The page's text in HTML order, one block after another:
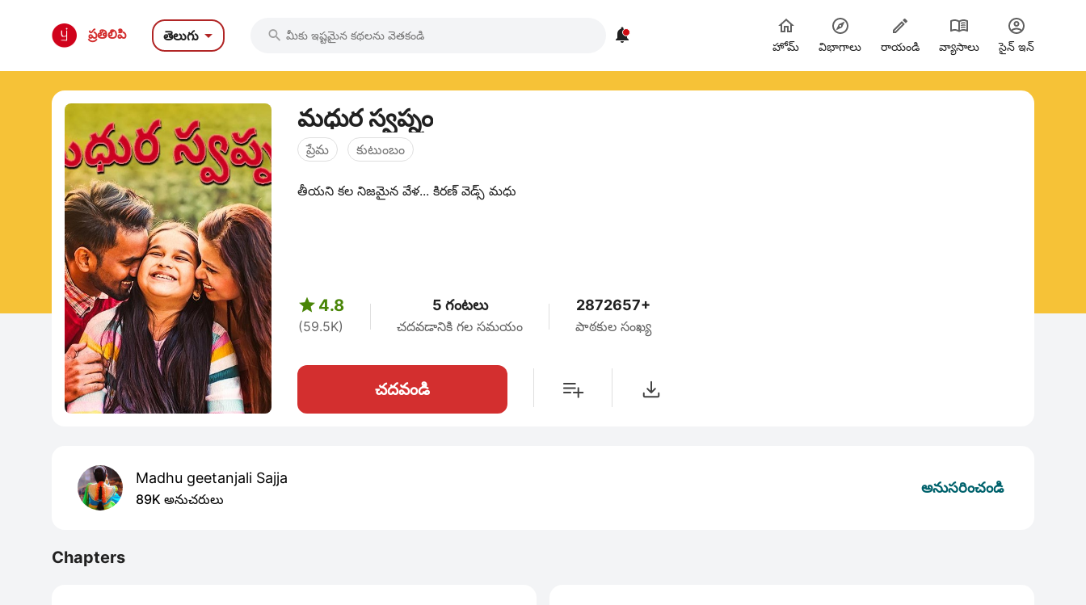
ప్రతిలిపి తెలుగు   
హోమ్ విభాగాలు రాయండి వ్యాసాలు సైన్ ఇన్
మధుర స్వప్నం
ప్రేమ కుటుంబం
తీయని కల నిజమైన వేళ... కిరణ్ వెడ్స్ మధు
 4.8
(59.5K)
5 గంటలు
చదవడానికి గల సమయం
2872657+
పాఠకుల సంఖ్య
చదవండి
Madhu geetanjali Sajja
89K అనుచరులు
అనుసరించండి
Chapters